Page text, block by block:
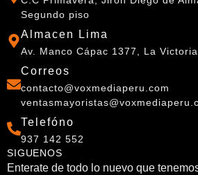
Segundo piso
Almacen Lima
Av. Manco Cápac 1377, La Victoria
Correos
contacto@voxmediaperu.com
Telefóno
937 142 552
SIGUENOS
Enterate de todo lo nuevo que